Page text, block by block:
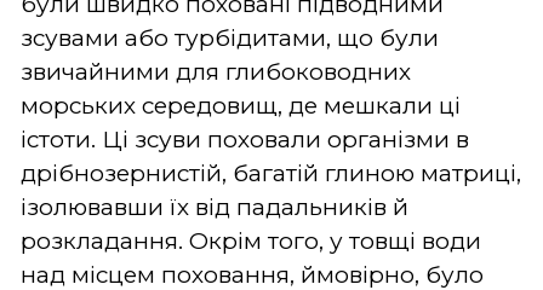
зсувами або турбідитами, що були
звичайними для глибоководних
морських середовищ, де мешкали ці
істоти. Ці зсуви поховали організми в
дрібнозернистій, багатій глиною матриці,
ізолювавши їх від падальників й
розкладання. Окрім того, у товщі води
над місцем поховання, ймовірно, було